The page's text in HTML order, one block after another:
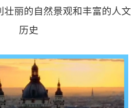
壮丽的自然景观和丰富的人文
历史